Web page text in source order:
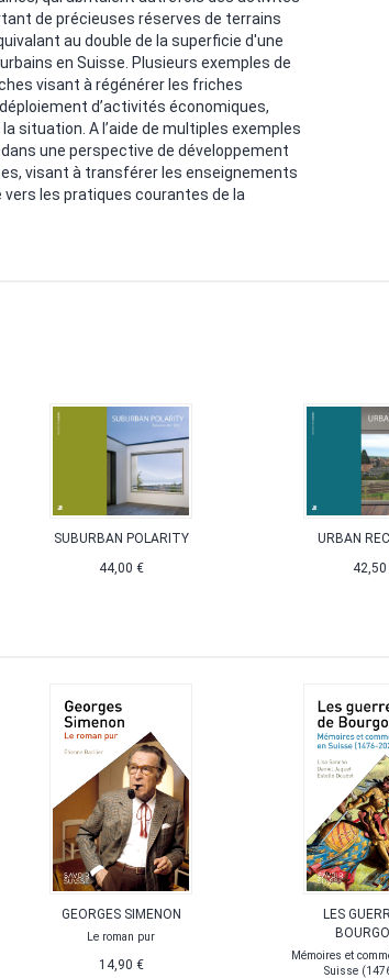
de précieuses réserves de terrains
au double de la superficie d'une
en Suisse. Plusieurs exemples de
visant à régénérer les friches
d’activités économiques,
situation. A l’aide de multiples exemples
une perspective de développement
visant à transférer les enseignements
les pratiques courantes de la
SUBURBAN POLARITY
44,00 €
URBAN
42,50
GEORGES SIMENON
Le roman pur
14,90 €
LES
Mémoires et
Suisse